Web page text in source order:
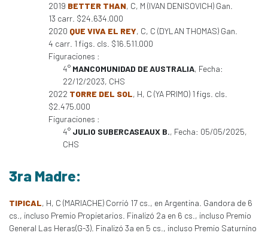
2019 BETTER THAN, C, M (IVAN DENISOVICH) Gan.
13 carr. $24.634.000
2020 QUE VIVA EL REY, C, C (DYLAN THOMAS) Gan.
4 carr. 1 figs. cls. $16.511.000
Figuraciones :
4° MANCOMUNIDAD DE AUSTRALIA, Fecha:
22/12/2023, CHS
2022 TORRE DEL SOL, H, C (YA PRIMO) 1 figs. cls.
$2.475.000
Figuraciones :
4° JULIO SUBERCASEAUX B., Fecha: 05/05/2025,
CHS
3ra Madre:
TIPICAL, H, C (MARIACHE) Corrió 17 cs., en Argentina. Gandora de 6
cs., incluso Premio Propietarios. Finalizó 2a en 6 cs., incluso Premio
General Las Heras(G-3). Finalizó 3a en 5 cs., incluso Premio Saturnino